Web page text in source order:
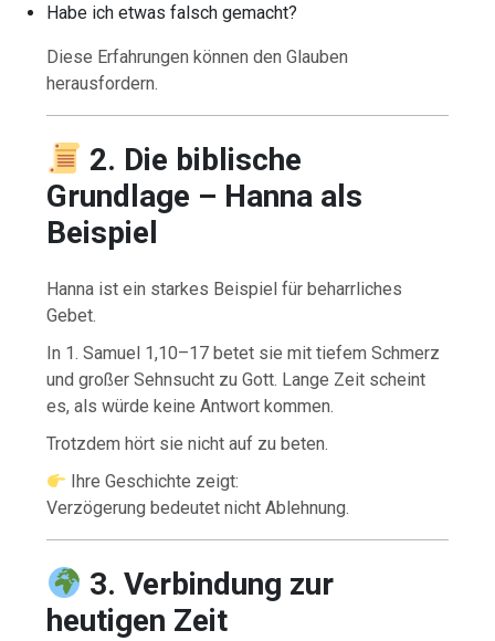
Habe ich etwas falsch gemacht?
Diese Erfahrungen können den Glauben
herausfordern.
2. Die biblische
Grundlage – Hanna als
Beispiel
Hanna ist ein starkes Beispiel für beharrliches
Gebet.
In 1. Samuel 1,10–17 betet sie mit tiefem Schmerz
und großer Sehnsucht zu Gott. Lange Zeit scheint
es, als würde keine Antwort kommen.
Trotzdem hört sie nicht auf zu beten.
Ihre Geschichte zeigt:
Verzögerung bedeutet nicht Ablehnung.
3. Verbindung zur
heutigen Zeit